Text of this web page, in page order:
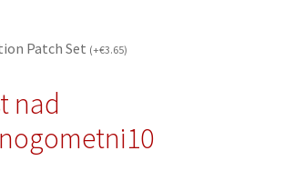
Patch Set (+€3.65)
nad